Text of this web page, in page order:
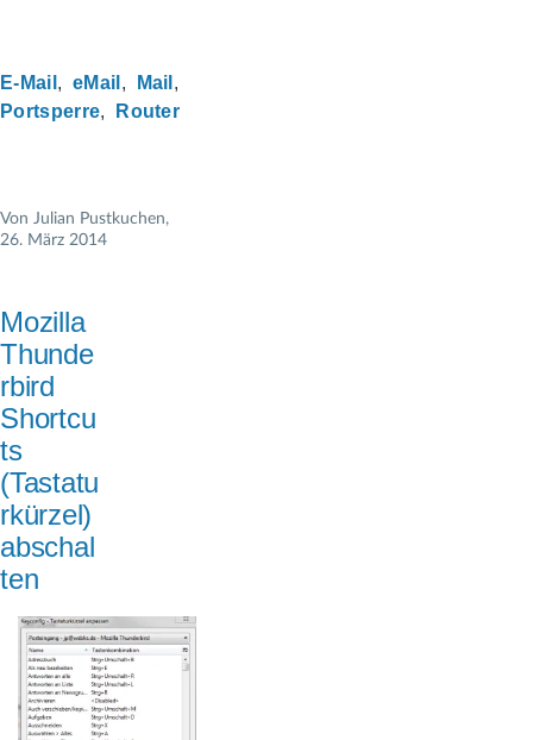
E-Mail eMail
Mail
Portsperre
Router
Von Julian Pustkuchen,
26. März 2014
Mozilla
Thunde
rbird
Shortcu
ts
(Tastatu
rkürzel)
abschal
ten